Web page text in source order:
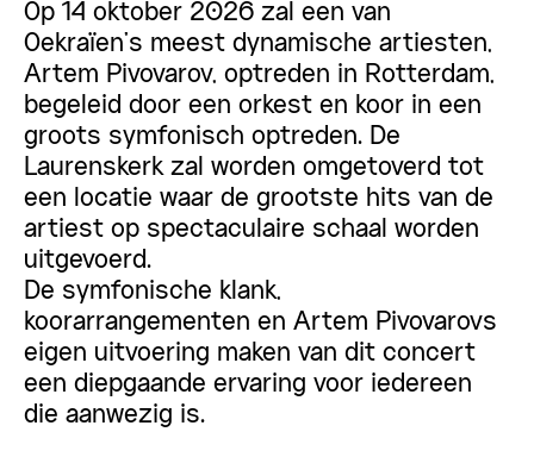
Op 14 oktober 2026 zal een van
Oekraïen’s meest dynamische artiesten,
Artem Pivovarov, optreden in Rotterdam,
begeleid door een orkest en koor in een
groots symfonisch optreden. De
Laurenskerk zal worden omgetoverd tot
een locatie waar de grootste hits van de
artiest op spectaculaire schaal worden
uitgevoerd.
De symfonische klank,
koorarrangementen en Artem Pivovarovs
eigen uitvoering maken van dit concert
een diepgaande ervaring voor iedereen
die aanwezig is.